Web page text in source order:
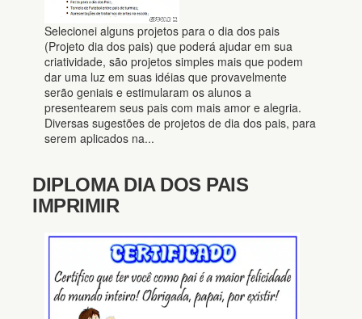
Selecionei alguns projetos para o dia dos pais
(Projeto dia dos pais) que poderá ajudar em sua
criatividade, são projetos simples mais que podem
dar uma luz em suas idéias que provavelmente
serão geniais e estimularam os alunos a
presentearem seus pais com mais amor e alegria.
Diversas sugestões de projetos de dia dos pais, para
serem aplicados na...
DIPLOMA DIA DOS PAIS
IMPRIMIR